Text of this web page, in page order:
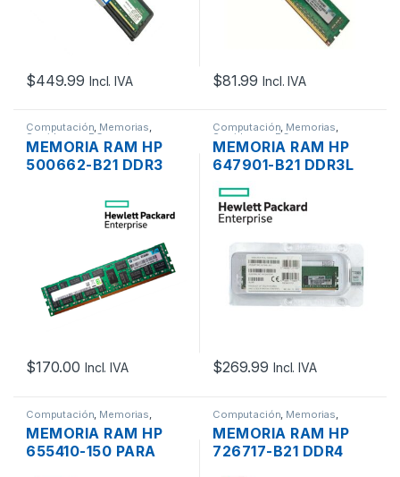
$449.99 Incl. IVA $81.99 Incl. IVA
Computación, Memorias,
Servidores - PCs
MEMORIA RAM HP
500662-B21 DDR3
10600R 1333MHZ
ECC REGISTERED
$170.00 Incl. IVA
Computación, Memorias,
Servidores - PCs
MEMORIA RAM HP
647901-B21 DDR3L
16GB 2RX4 PC3L-
10600 1333MHZ ECC
REGISTERED
$269.99 Incl. IVA
Computación Memorias
Servidores - PCs
MEMORIA RAM HP
655410-150 PARA
Computación Memorias
Servidores - PCs
MEMORIA RAM HP
726717-B21 DDR4